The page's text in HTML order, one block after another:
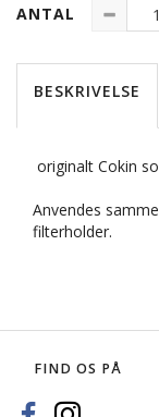
ANTAL
BESKRIVELSE
originalt Cokin
Anvendes
filterholder.
FIND OS PÅ